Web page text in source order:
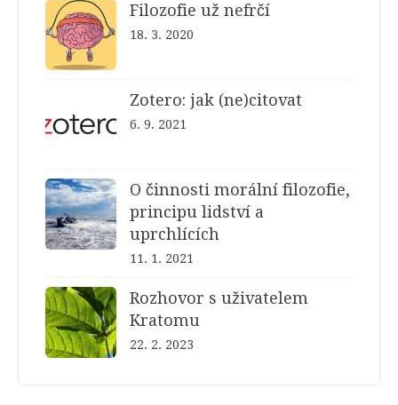
Filozofie už nefrčí
18. 3. 2020
Zotero: jak (ne)citovat
6. 9. 2021
O činnosti morální filozofie,
principu lidství a
uprchlících
11. 1. 2021
Rozhovor s uživatelem
Kratomu
22. 2. 2023